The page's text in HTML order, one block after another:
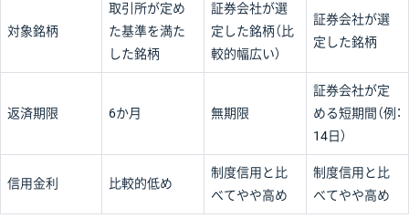
対象銘柄
取引所が定め
た基準を満た
した銘柄
証券会社が選
定した銘柄（比
較的幅広い）
証券会社が選
定した銘柄
返済期限 6か月 無期限
証券会社が定
める短期間（例：
14日）
信用金利 比較的低め
制度信用と比
べてやや高め
制度信用と比
べてやや高め